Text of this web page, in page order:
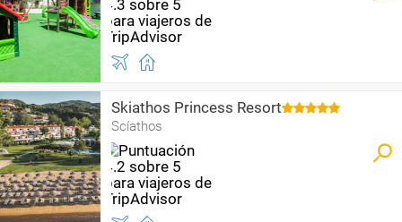
Skiathos Princess Resort
Scíathos